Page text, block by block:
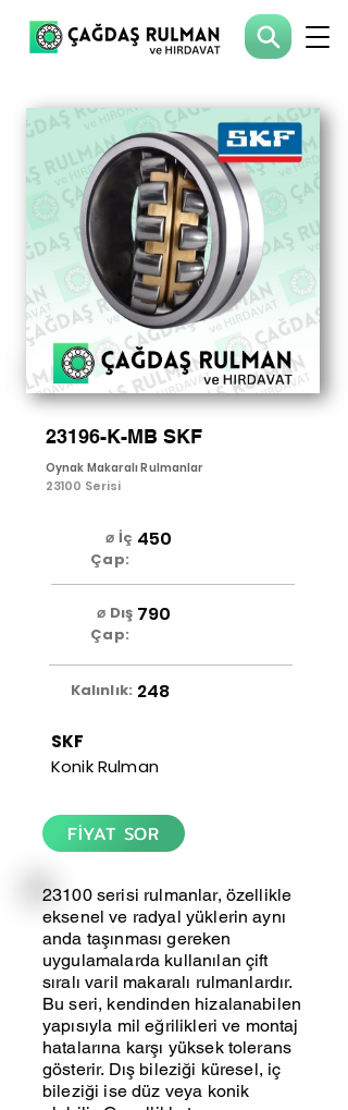
23196-K-MB SKF
Oynak Makaralı Rulmanlar
23100 Serisi
⌀ İç
Çap:
450
⌀ Dış
Çap:
790
Kalınlık: 248
SKF
Konik Rulman
FİYAT SOR
23100 serisi rulmanlar, özellikle
eksenel ve radyal yüklerin aynı
anda taşınması gereken
uygulamalarda kullanılan çift
sıralı varil makaralı rulmanlardır.
Bu seri, kendinden hizalanabilen
yapısıyla mil eğrilikleri ve montaj
hatalarına karşı yüksek tolerans
gösterir. Dış bileziği küresel, iç
bileziği ise düz veya konik